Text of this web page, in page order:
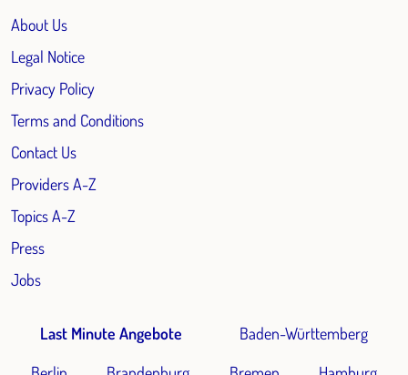
About Us
Legal Notice
Privacy Policy
Terms and Conditions
Contact Us
Providers A-Z
Topics A-Z
Press
Jobs
Last Minute Angebote
Baden-Württemberg